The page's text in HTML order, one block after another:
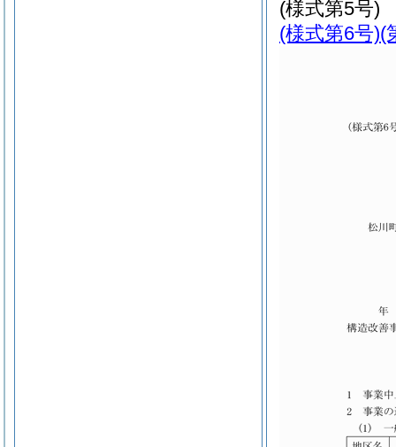
(様式第5号)
(様式第6号)(